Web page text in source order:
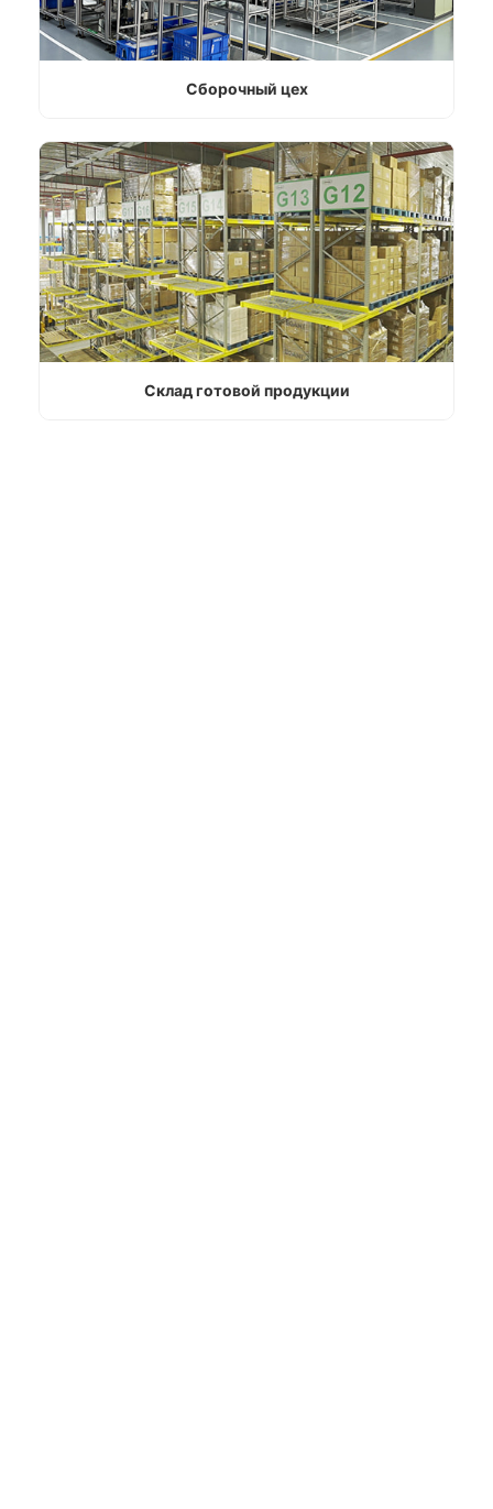
Сборочный цех
Склад готовой продукции